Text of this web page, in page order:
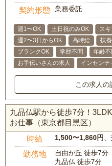
契約形態 業務委託
週1〜OK 土日祝のみOK
ス
週2〜3日からOK
高時給 扶
ブランクOK
学歴不問 年齢不
お手伝いさんの求人
インセンテ
この求人の
九品仏駅から徒歩7分！
お仕事（東京都目黒区）
時給 1,500〜1,860円
勤務地
自由が丘 徒歩7分
九品仏 徒歩7分